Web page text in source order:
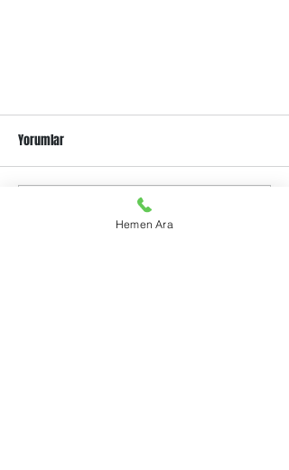
Yorumlar
Bir yorum yazın...
Hemen Ara